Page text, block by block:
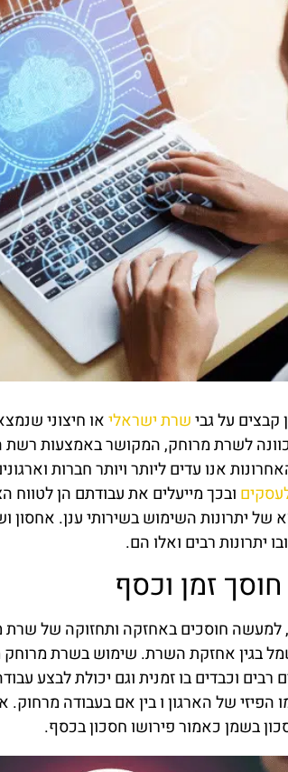
על גבישרת ישראליאו חיצוני
לשרת מרוחק, המקושר באמצעות רשת
אנו עדים ליותר ויותר חברות
ובכך מייעלים את עבודתם הן לטווח
של יתרונות השימוש בשירותי ענן. אחסון
יתרונות רבים ואלו הם.
זמן וכסף
למעשה חוסכים באחזקה ותחזוקה של שרת
בגין אחזקת השרת. שימוש בשרת מרוחק
וכבדים בו זמנית וגם יכולת לבצע
הפיזי של הארגון ו בין אם בעבודה
בשמן כאמור פירושו חסכון בכסף.